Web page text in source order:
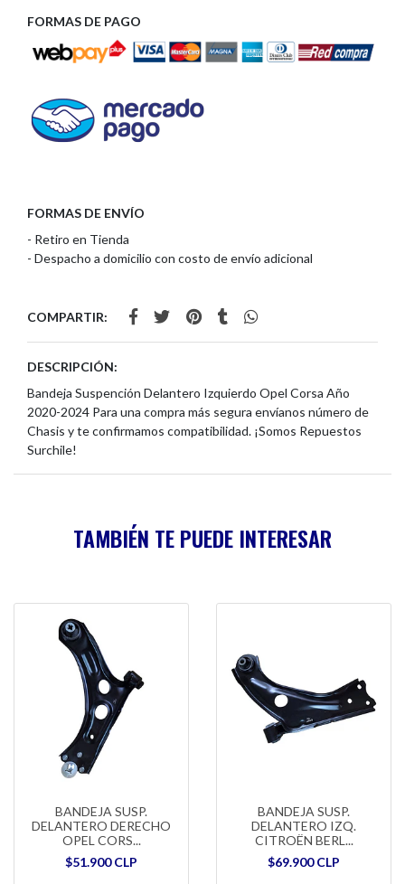
FORMAS DE PAGO
FORMAS DE ENVÍO
- Retiro en Tienda
- Despacho a domicilio con costo de envío adicional
COMPARTIR:
DESCRIPCIÓN:
Bandeja Suspención Delantero Izquierdo Opel Corsa Año
2020-2024 Para una compra más segura envíanos número de
Chasis y te confirmamos compatibilidad. ¡Somos Repuestos
Surchile!
TAMBIÉN TE PUEDE INTERESAR
BANDEJA SUSP.
DELANTERO DERECHO
OPEL CORS...
$51.900 CLP
BANDEJA SUSP.
DELANTERO IZQ.
CITROËN BERL...
$69.900 CLP